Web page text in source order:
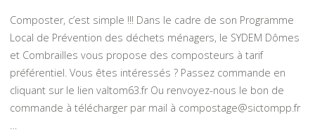
Composter, c’est simple !!! Dans le cadre de son Programme
Local de Prévention des déchets ménagers, le SYDEM Dômes
et Combrailles vous propose des composteurs à tarif
préférentiel. Vous êtes intéressés ? Passez commande en
cliquant sur le lien valtom63.fr Ou renvoyez-nous le bon de
commande à télécharger par mail à compostage@sictompp.fr
…